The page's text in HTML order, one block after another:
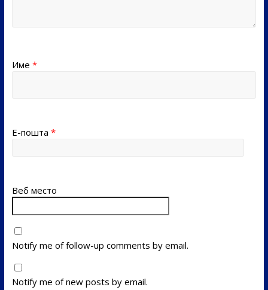
Име *
Е-пошта *
Веб место
Notify me of follow-up comments by email.
Notify me of new posts by email.